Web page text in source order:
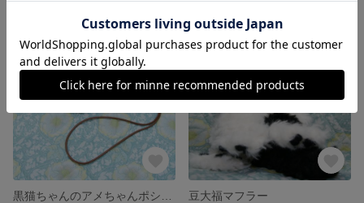
残り1点
豆大福マフラー